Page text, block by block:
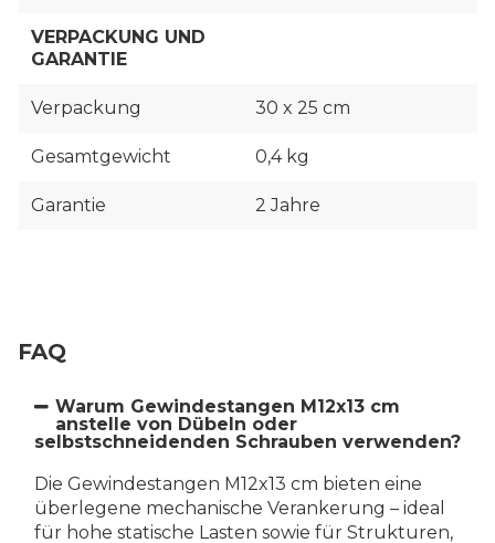
VERPACKUNG UND
GARANTIE
Verpackung 30 x 25 cm
Gesamtgewicht 0,4 kg
Garantie 2 Jahre
FAQ
Warum Gewindestangen M12x13 cm
anstelle von Dübeln oder
selbstschneidenden Schrauben verwenden?
Die Gewindestangen M12x13 cm bieten eine
überlegene mechanische Verankerung – ideal
für hohe statische Lasten sowie für Strukturen,